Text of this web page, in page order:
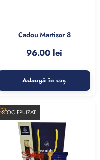
Cadou Martisor 8
96.00 lei
Adaugă în coș
STOC EPUIZAT